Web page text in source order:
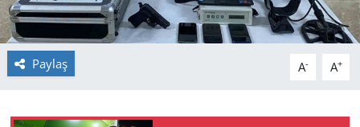
Paylaş A- A+
MAGAZİN
POLİTİKA